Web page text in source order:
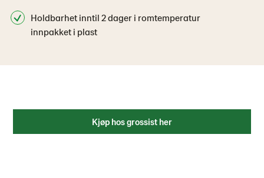
Holdbarhet inntil 2 dager i romtemperatur
innpakket i plast
Kjøp hos grossist her